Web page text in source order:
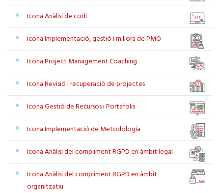
Icona Anàlisi de codi
Icona Implementació, gestió i millora de PMO
Icona Project Management Coaching
Icona Revisió i recuperació de projectes
Icona Gestió de Recursos i Portafolis
Icona Implementació de Metodologia
Icona Anàlisi del compliment RGPD en àmbit legal
Icona Anàlisi del compliment RGPD en àmbit
organitzatiu